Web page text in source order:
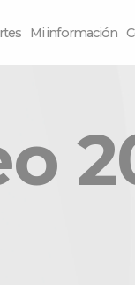
Mi información